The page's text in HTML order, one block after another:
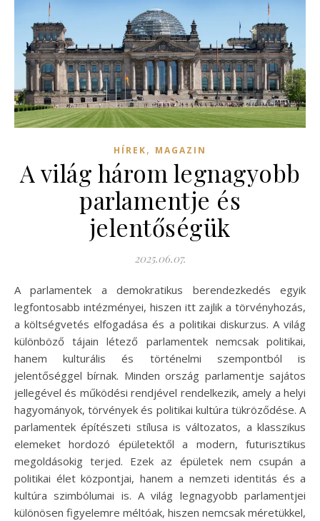
HÍREK, MAGAZIN
A világ három legnagyobb
parlamentje és
jelentőségük
2025.06.07.
A parlamentek a demokratikus berendezkedés egyik
legfontosabb intézményei, hiszen itt zajlik a törvényhozás,
a költségvetés elfogadása és a politikai diskurzus. A világ
különböző tájain létező parlamentek nemcsak politikai,
hanem kulturális és történelmi szempontból is
jelentőséggel bírnak. Minden ország parlamentje sajátos
jellegével és működési rendjével rendelkezik, amely a helyi
hagyományok, törvények és politikai kultúra tükröződése. A
parlamentek építészeti stílusa is változatos, a klasszikus
elemeket hordozó épületektől a modern, futurisztikus
megoldásokig terjed. Ezek az épületek nem csupán a
politikai élet központjai, hanem a nemzeti identitás és a
kultúra szimbólumai is. A világ legnagyobb parlamentjei
különösen figyelemre méltóak, hiszen nemcsak méretükkel,